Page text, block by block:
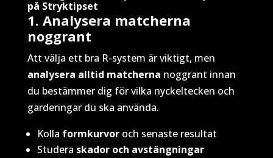
på Stryktipset
1. Analysera matcherna
noggrant
Att välja ett bra R-system är viktigt, men
analysera alltid matcherna noggrant innan
du bestämmer dig för vilka nyckeltecken och
garderingar du ska använda.
Kolla formkurvoroch senaste resultat
Studera skador och avstängningar